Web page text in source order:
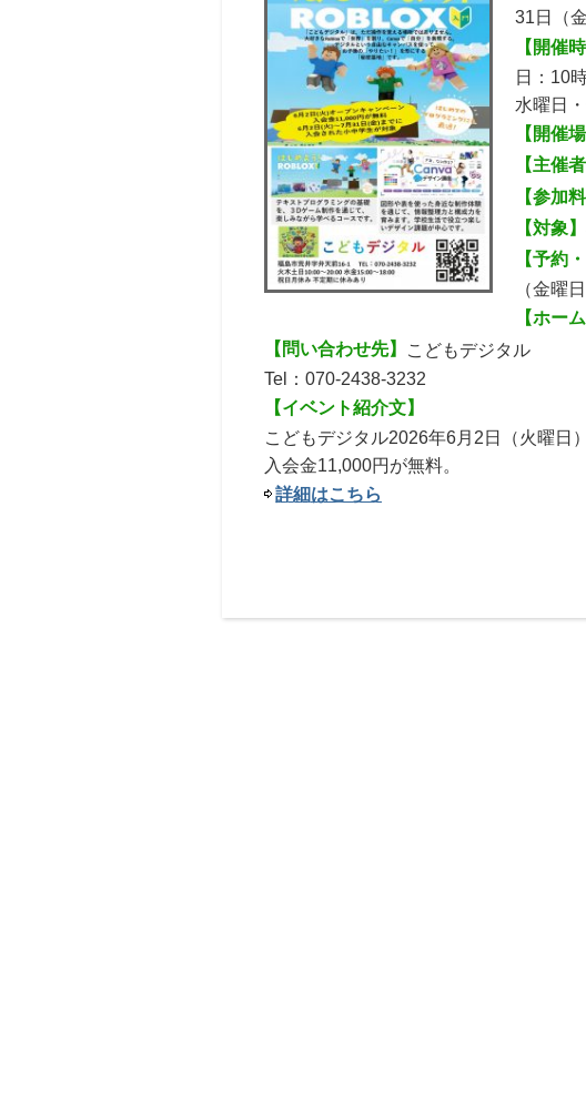
31日（
【開催
日：10
水曜日
【開催
【主催
【参加料
【対象】
【予約
（金曜日
【ホー
【問い合わせ先】
こどもデジタル
Tel：070-2438-3232
【イベント紹介文】
こどもデジタル2026年6月2日（火曜日
入会金11,000円が無料。
詳細はこちら